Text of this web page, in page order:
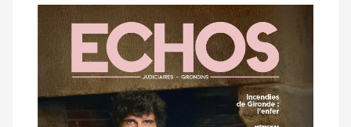
aux
abonnés
Notre
dernier
magazine